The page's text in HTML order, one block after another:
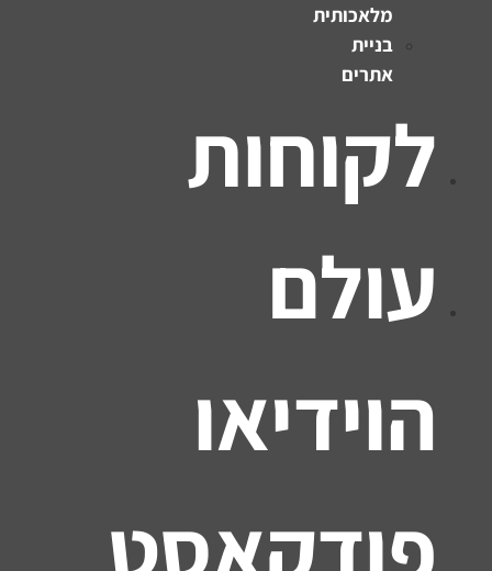
מלאכותית
בניית
אתרים
לקוחות
עולם
הוידיאו